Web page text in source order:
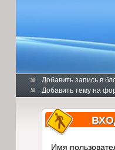
Добавить запись в
Добавить тему на
Имя